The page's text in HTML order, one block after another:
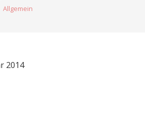
Allgemein